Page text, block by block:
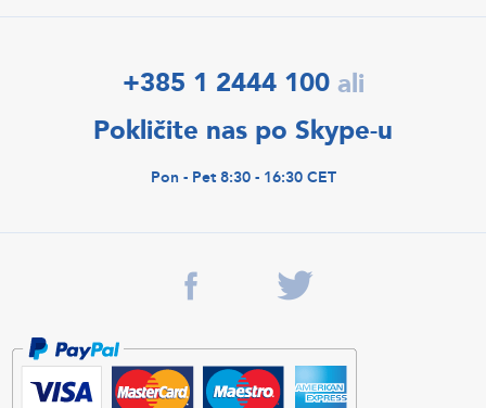
+385 1 2444 100 ali
Pokličite nas po Skype-u
Pon - Pet 8:30 - 16:30 CET